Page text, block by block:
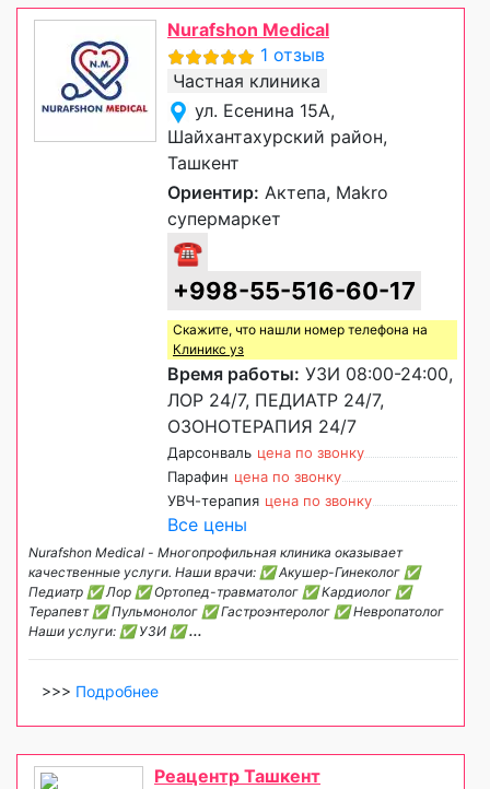
Nurafshon Medical
1 отзыв
Частная клиника
ул. Есенина 15А,
Шайхантахурский район,
Ташкент
Ориентир: Актепа, Makro
супермаркет
☎
+998-55-516-60-17
Скажите, что нашли номер телефона на
Клиникс уз
Время работы: УЗИ 08:00-24:00,
ЛОР 24/7, ПЕДИАТР 24/7,
ОЗОНОТЕРАПИЯ 24/7
Дарсонваль цена по звонку
Парафин цена по звонку
УВЧ-терапия цена по звонку
Все цены
Nurafshon Medical - Многопрофильная клиника оказывает
качественные услуги. Наши врачи: ✅ Акушер-Гинеколог ✅
Педиатр ✅ Лор ✅ Ортопед-травматолог ✅ Кардиолог ✅
Терапевт ✅ Пульмонолог ✅ Гастроэнтеролог ✅ Невропатолог
Наши услуги: ✅ УЗИ ✅...
>>> Подробнее
Реацентр Ташкент